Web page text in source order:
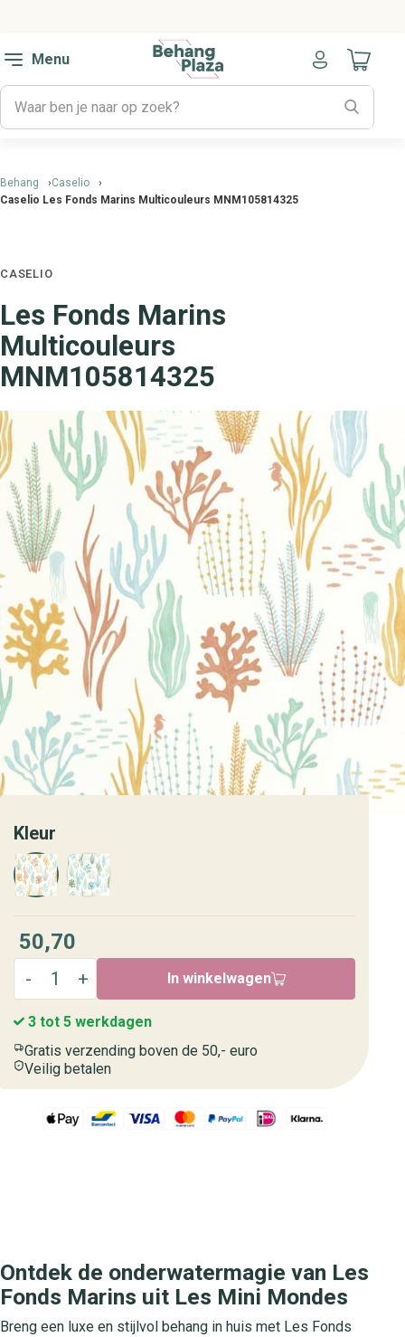
Menu
Naar
Behang
Caselio
Caselio Les Fonds Marins Multicouleurs MNM105814325
CASELIO
Les Fonds Marins
Multicouleurs
MNM105814325
Kleur
50,70
In winkelwagen
3 tot 5 werkdagen
Gratis verzending boven de 50,- euro
Veilig betalen
Ontdek de onderwatermagie van Les
Fonds Marins uit Les Mini Mondes
Breng een luxe en stijlvol behang in huis met Les Fonds